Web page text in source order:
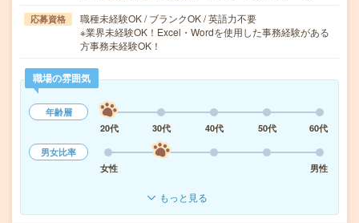
応募資格
職種未経験OK / ブランクOK / 英語力不要
※業界未経験OK！Excel・Wordを使用した事務経験がある
方事務未経験OK！
職場の雰囲気
年齢層
20代
30代 40代 50代
60代
男女比率
女性
男性
もっと見る